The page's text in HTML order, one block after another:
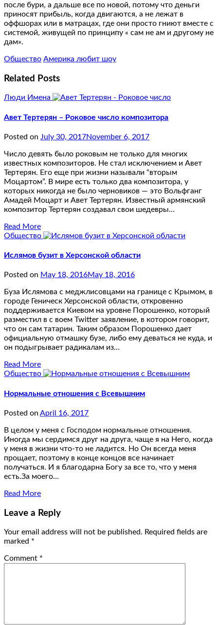
после бури, а дальше все по новой, потому что деньги
приносят прибыль, когда двигаются, а не лежат в
оффшорах или в матрацах, где они просто гниют вместе с
системой, живущей по принципу « сам не ам и другому не
дам».
Общество Америка любит шоу
Related Posts
Люди Имена
Авет Тертерян – Роковое число композитора
Posted on July 30, 2017November 6, 2017
Число девять было роковым не только для многих
известных композиторов. Не стал исключением и Авет
Тертерян. Его еще при жизни называли “вторым
Моцартом”. В мире есть только два композитора, у
которых никогда не было черновиков — это Вольфганг
Амадей Моцарт и Авет Тертерян. Известный армянский
композитор Тертерян создавал свои шедевры…
Read More
Общество
Ислямов бузит в Херсонской области
Posted on May 18, 2016May 18, 2016
Буза Ислямова с меджлисовцами на границе с Крымом, в
городе Геническ Херсонской области, откровенно
поддерживается Киевом на уровне Порошенко, который
разместил в с воем Twitter заявление, в котором говорит,
что он сам татарин. Таким образом Порошенко дает
официальную отмашку бузе, либо ему деваться не куда, и
он подыгрывает радикалам из…
Read More
Общество
Нормальные отношения с Всевышним
Posted on April 16, 2017
В целом у меня с Господом нормальные отношения.
Иногда мы сердимся друг на друга, чаще я на Него, когда
у меня в жизни что-то не ладится. Но Он всегда меня
прощает, поэтому в конце концов все начинает
получаться. И я благодарна Богу за все то, что у меня
есть.За моего…
Read More
Leave a Reply
Your email address will not be published. Required fields are
marked *
Comment *